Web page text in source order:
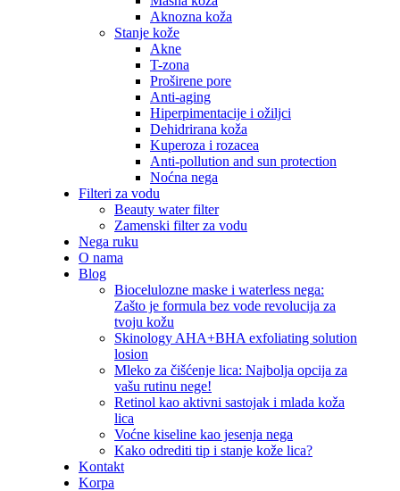
Aknozna koža
Stanje kože
Akne
T-zona
Proširene pore
Anti-aging
Hiperpimentacije i ožiljci
Dehidrirana koža
Kuperoza i rozacea
Anti-pollution and sun protection
Noćna nega
Filteri za vodu
Beauty water filter
Zamenski filter za vodu
Nega ruku
O nama
Blog
Biocelulozne maske i waterless nega:
Zašto je formula bez vode revolucija za
tvoju kožu
Skinology AHA+BHA exfoliating solution
losion
Mleko za čišćenje lica: Najbolja opcija za
vašu rutinu nege!
Retinol kao aktivni sastojak i mlada koža
lica
Voćne kiseline kao jesenja nega
Kako odrediti tip i stanje kože lica?
Kontakt
Korpa